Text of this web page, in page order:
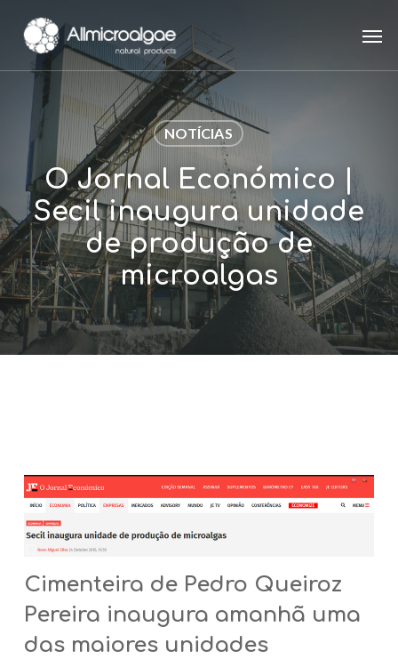
NOTÍCIAS
O Jornal Económico |
Secil inaugura unidade
de produção de
microalgas
Cimenteira de Pedro Queiroz
Pereira inaugura amanhã uma
das maiores unidades